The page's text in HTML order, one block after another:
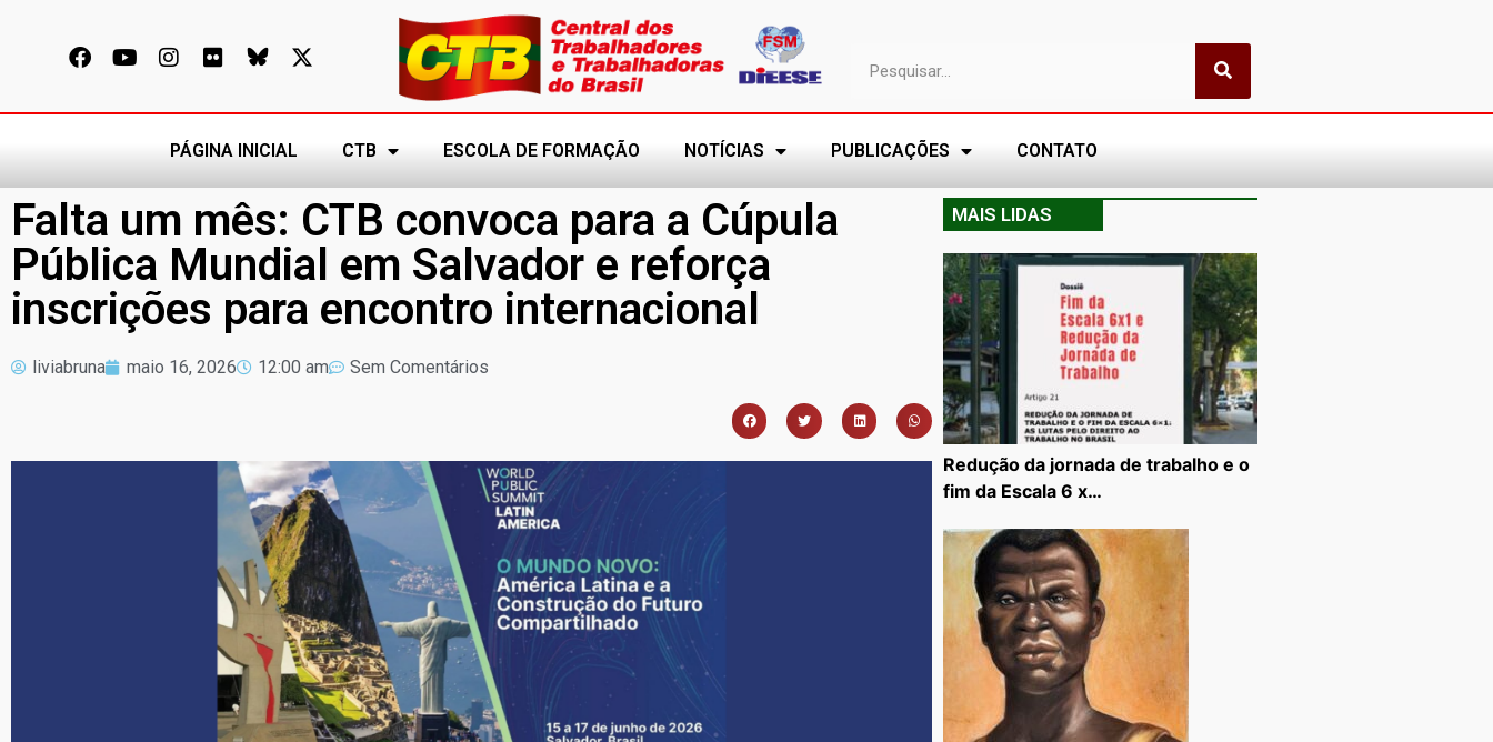
PÁGINA INICIAL CTB ESCOLA DE FORMAÇÃO NOTÍCIAS PUBLICAÇÕES CONTATO
Falta um mês: CTB convoca para a Cúpula
Pública Mundial em Salvador e reforça
inscrições para encontro internacional
liviabruna maio 16, 2026 12:00 am Sem Comentários
MAIS LIDAS
Redução da jornada de trabalho e o
fim da Escala 6 x…